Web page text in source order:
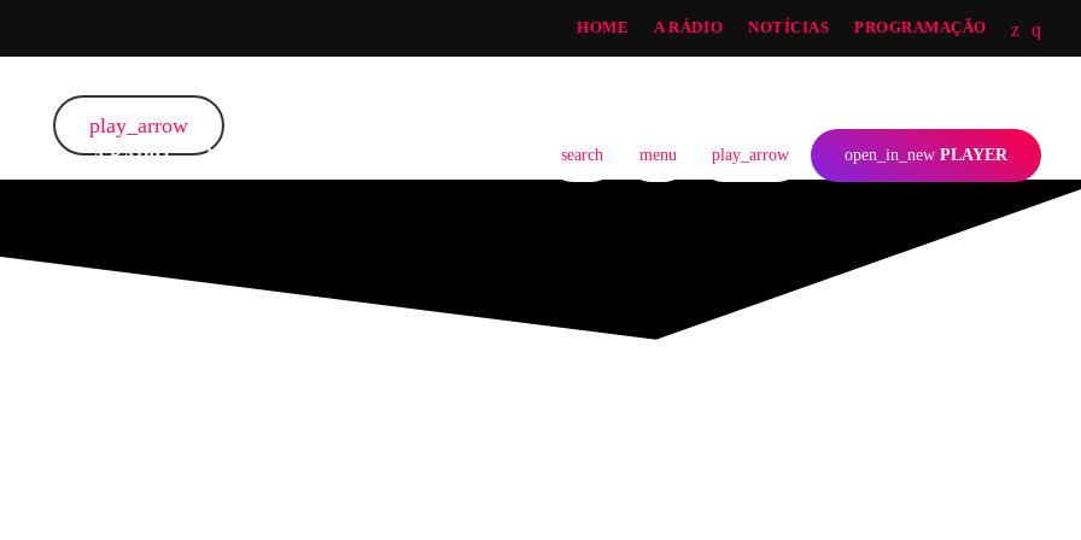
HOME A RÁDIO NOTÍCIAS PROGRAMAÇÃO
A RÁDIO NOTÍCIAS search menu play_arrow open_in_new PLAYER
play_arrow